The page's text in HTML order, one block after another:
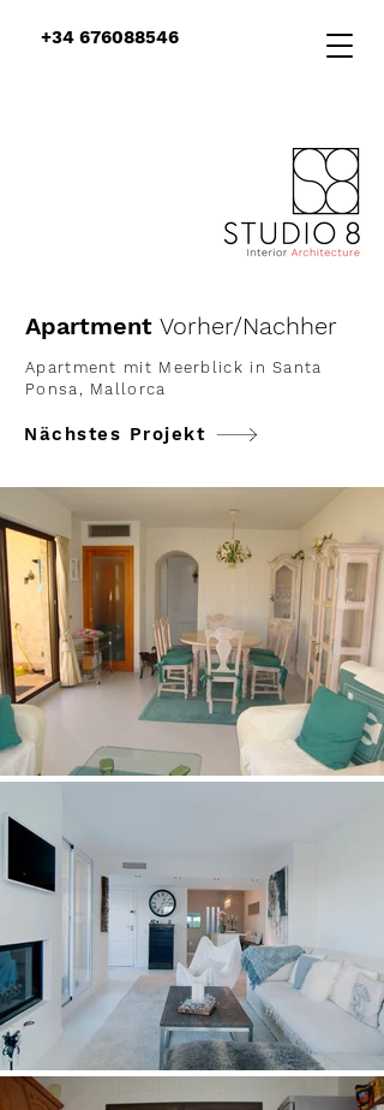
+34 676088546
Apartment Vorher/Nachher
Apartment mit Meerblick in Santa
Ponsa, Mallorca
Nächstes Projekt